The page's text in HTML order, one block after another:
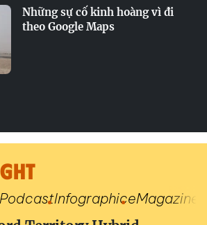
Những sự cố kinh hoàng vì đi
theo Google Maps
PodcastInfographiceMagazine